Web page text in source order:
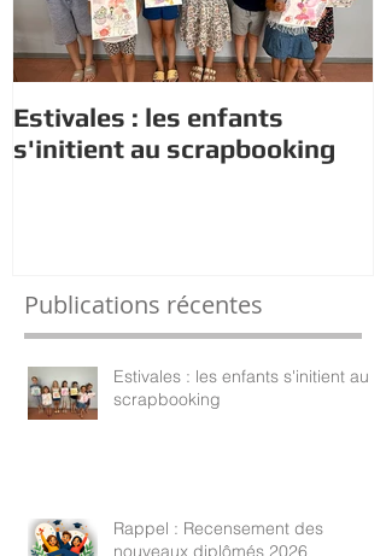
Estivales : les enfants
s'initient au scrapbooking
Publications récentes
Estivales : les enfants s'initient au
scrapbooking
Rappel : Recensement des
nouveaux diplômés 2026